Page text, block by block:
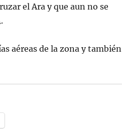
el Ara y que aun no se
aéreas de la zona y también